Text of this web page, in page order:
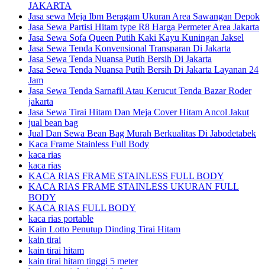
JAKARTA
Jasa sewa Meja Ibm Beragam Ukuran Area Sawangan Depok
Jasa Sewa Partisi Hitam type R8 Harga Permeter Area Jakarta
Jasa Sewa Sofa Queen Putih Kaki Kayu Kuningan Jaksel
Jasa Sewa Tenda Konvensional Transparan Di Jakarta
Jasa Sewa Tenda Nuansa Putih Bersih Di Jakarta
Jasa Sewa Tenda Nuansa Putih Bersih Di Jakarta Layanan 24
Jam
Jasa Sewa Tenda Sarnafil Atau Kerucut Tenda Bazar Roder
jakarta
Jasa Sewa Tirai Hitam Dan Meja Cover Hitam Ancol Jakut
jual bean bag
Jual Dan Sewa Bean Bag Murah Berkualitas Di Jabodetabek
Kaca Frame Stainless Full Body
kaca rias
kaca rias
KACA RIAS FRAME STAINLESS FULL BODY
KACA RIAS FRAME STAINLESS UKURAN FULL
BODY
KACA RIAS FULL BODY
kaca rias portable
Kain Lotto Penutup Dinding Tirai Hitam
kain tirai
kain tirai hitam
kain tirai hitam tinggi 5 meter